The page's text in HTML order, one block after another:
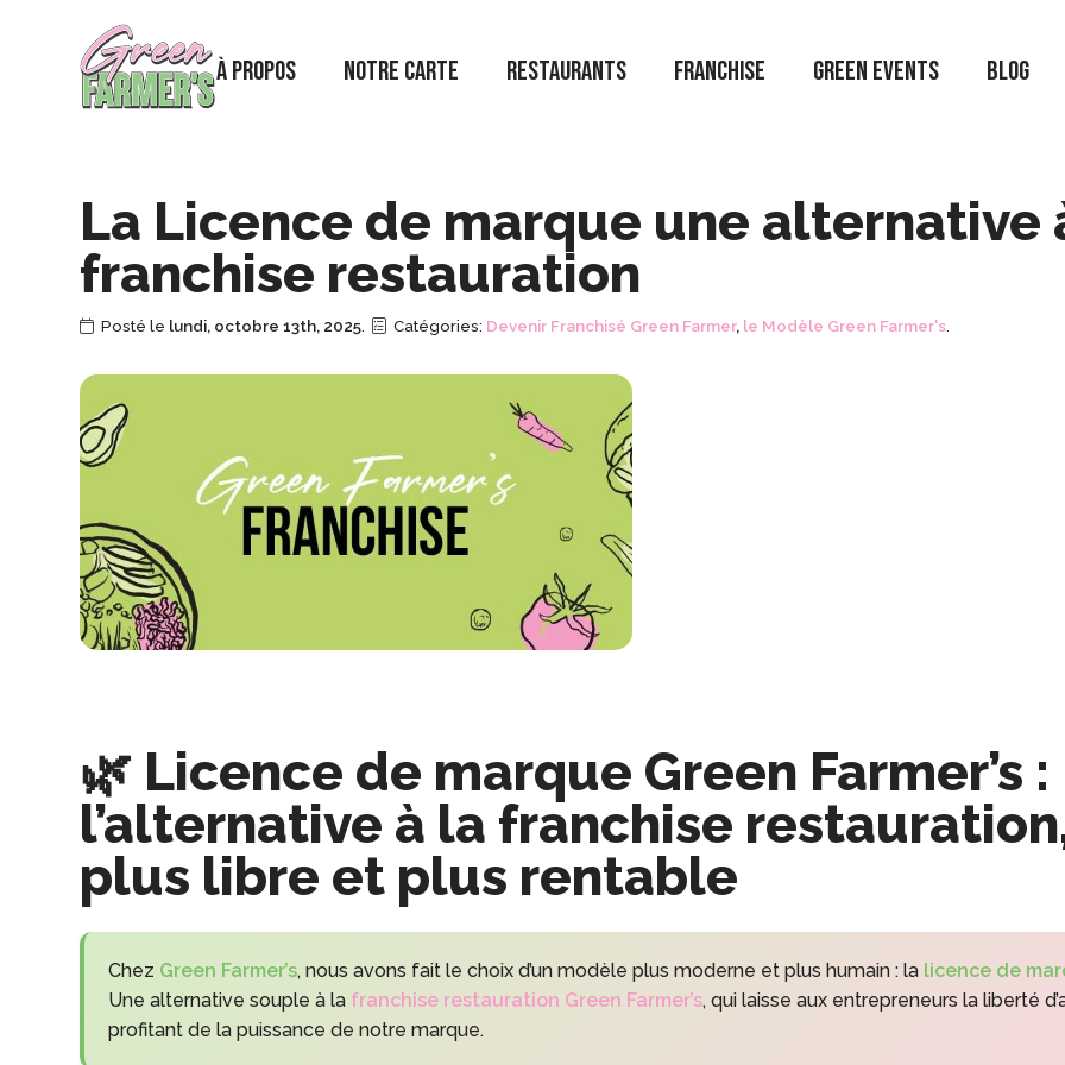
À Propos Notre Carte Restaurants Franchise Green Events Blog
La Licence de marque une alternative
franchise restauration
Posté le lundi, octobre 13th, 2025 Catégories: Devenir Franchisé Green Farmer, le Modèle Green Farmer's
🌿 Licence de marque Green Farmer’s :
l’alternative à la franchise
plus libre et plus rentable
Chez Green Farmer’s, nous avons fait le choix d’un modèle plus moderne et plus humain : la licence de
Une alternative souple à la franchise restauration Green Farmer’s, qui laisse aux entrepreneurs la liberté
profitant de la puissance de notre marque.